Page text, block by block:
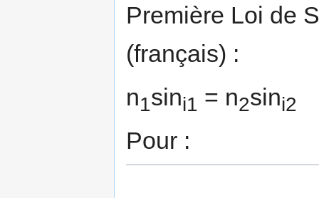
Première Loi de
(français) :
n1sini1 = n2sini2
Pour :